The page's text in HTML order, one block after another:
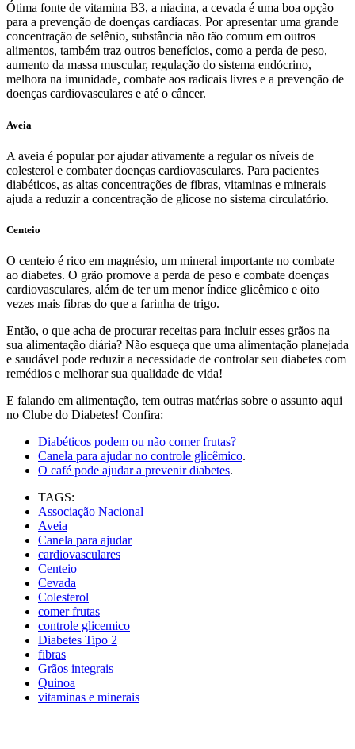
Ótima fonte de vitamina B3, a niacina, a cevada é uma boa opção
para a prevenção de doenças cardíacas. Por apresentar uma grande
concentração de selênio, substância não tão comum em outros
alimentos, também traz outros benefícios, como a perda de peso,
aumento da massa muscular, regulação do sistema endócrino,
melhora na imunidade, combate aos radicais livres e a prevenção de
doenças cardiovasculares e até o câncer.
Aveia
A aveia é popular por ajudar ativamente a regular os níveis de
colesterol e combater doenças cardiovasculares. Para pacientes
diabéticos, as altas concentrações de fibras, vitaminas e minerais
ajuda a reduzir a concentração de glicose no sistema circulatório.
Centeio
O centeio é rico em magnésio, um mineral importante no combate
ao diabetes. O grão promove a perda de peso e combate doenças
cardiovasculares, além de ter um menor índice glicêmico e oito
vezes mais fibras do que a farinha de trigo.
Então, o que acha de procurar receitas para incluir esses grãos na
sua alimentação diária? Não esqueça que uma alimentação planejada
e saudável pode reduzir a necessidade de controlar seu diabetes com
remédios e melhorar sua qualidade de vida!
E falando em alimentação, tem outras matérias sobre o assunto aqui
no Clube do Diabetes! Confira:
Diabéticos podem ou não comer frutas?
Canela para ajudar no controle glicêmico.
O café pode ajudar a prevenir diabetes.
TAGS:
Associação Nacional
Aveia
Canela para ajudar
cardiovasculares
Centeio
Cevada
Colesterol
comer frutas
controle glicemico
Diabetes Tipo 2
fibras
Grãos integrais
Quinoa
vitaminas e minerais